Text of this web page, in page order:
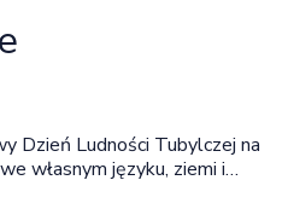
Dzień Ludności Tubylczej na
własnym języku, ziemi i